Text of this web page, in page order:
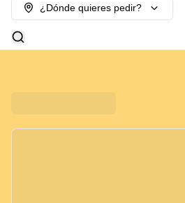
¿Dónde quieres pedir?